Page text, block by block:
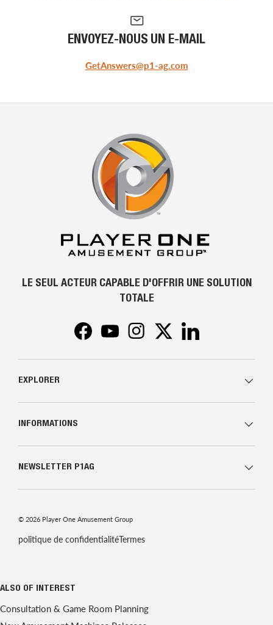
ENVOYEZ-NOUS UN E-MAIL
GetAnswers@p1-ag.com
LE SEUL ACTEUR CAPABLE D'OFFRIR UNE SOLUTION
TOTALE
FacebookYouTubeInstagramTwitter
EXPLORER
INFORMATIONS
NEWSLETTER P1AG
© 2026 Player One Amusement Group
politique de confidentialitéTermes
ALSO OF INTEREST
Consultation & Game Room Planning